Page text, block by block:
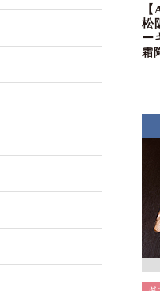
松
ー
霜